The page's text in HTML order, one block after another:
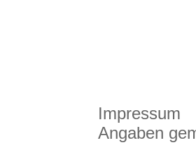
Impressum
Angaben